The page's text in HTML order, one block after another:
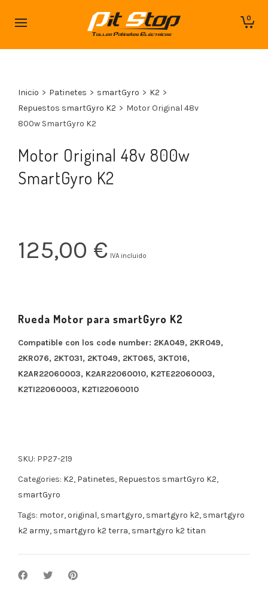
0
Inicio > Patinetes > smartGyro > K2 >
Repuestos smartGyro K2 > Motor Original 48v
800w SmartGyro K2
Motor Original 48v 800w
SmartGyro K2
125,00 € IVA incluido
Rueda Motor para smartGyro K2
Compatible con los code number: 2KA049, 2KR049,
2KR076, 2KT031, 2KT049, 2KT065, 3KT016,
K2AR22060003, K2AR22060010, K2TE22060003,
K2TI22060003, K2TI22060010
SKU: PP27-219
Categories: K2, Patinetes, Repuestos smartGyro K2,
smartGyro
Tags: motor,original, smartgyro, smartgyro k2, smartgyro
k2 army, smartgyro k2 terra, smartgyro k2 titan